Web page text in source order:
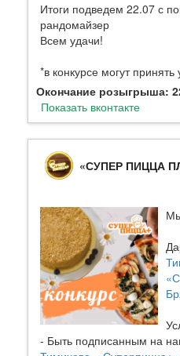
Итоги подведем 22.07 с
рандомайзер
Всем удачи!
*в конкурсе могут
Окончание розыгрыша:
Показать вконтакте
- Быть подписанным на